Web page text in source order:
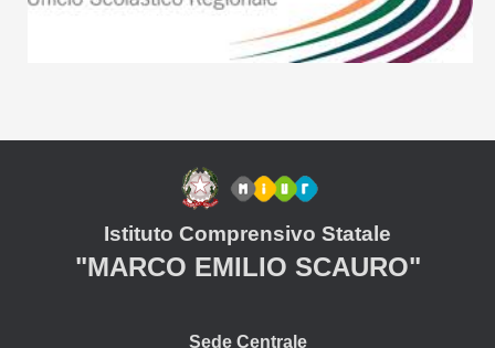
Istituto Comprensivo Statale
"MARCO EMILIO SCAURO"
Sede Centrale